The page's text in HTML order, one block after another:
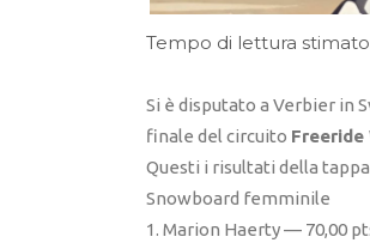
Tempo di lettura
Si è disputato a Verbier in
finale del circuito
Questi i risultati della
Snowboard femminile
1. Marion Haerty — 70,00